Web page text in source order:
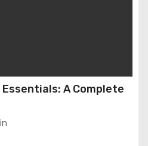
A Complete